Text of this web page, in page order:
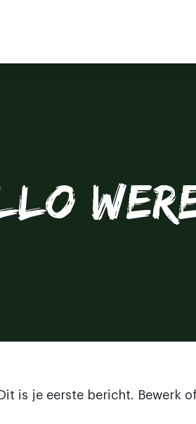
is je eerste bericht. Bewerk